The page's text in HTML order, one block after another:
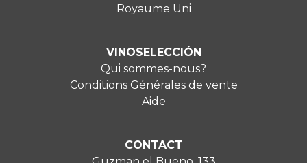
Royaume Uni
VINOSELECCIÓN
Qui sommes-nous?
Conditions Générales de vente
Aide
CONTACT